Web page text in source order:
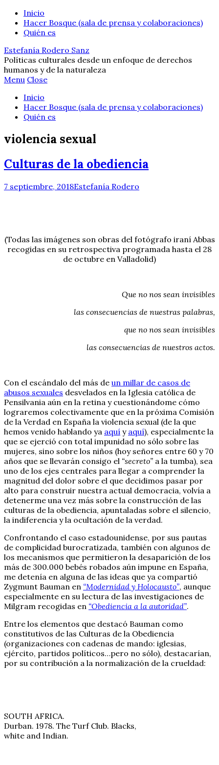
Inicio
Hacer Bosque (sala de prensa y colaboraciones)
Quién es
Estefanía Rodero Sanz
Políticas culturales desde un enfoque de derechos
humanos y de la naturaleza
Menu Close
Inicio
Hacer Bosque (sala de prensa y colaboraciones)
Quién es
violencia sexual
Culturas de la obediencia
7 septiembre, 2018Estefanía Rodero
(Todas las imágenes son obras del fotógrafo iraní Abbas
recogidas en su retrospectiva programada hasta el 28
de octubre en Valladolid)
Que no nos sean invisibles
las consecuencias de nuestras palabras,
que no nos sean invisibles
las consecuencias de nuestros actos.
Con el escándalo del más de un millar de casos de
abusos sexuales desvelados en la Iglesia católica de
Pensilvania aún en la retina y cuestionándome cómo
lograremos colectivamente que en la próxima Comisión
de la Verdad en España la violencia sexual (de la que
hemos venido hablando ya aquí y aquí), especialmente la
que se ejerció con total impunidad no sólo sobre las
mujeres, sino sobre los niños (hoy señores entre 60 y 70
años que se llevarán consigo el “secreto” a la tumba), sea
uno de los ejes centrales para llegar a comprender la
magnitud del dolor sobre el que decidimos pasar por
alto para construir nuestra actual democracia, volvía a
detenerme una vez más sobre la construcción de las
culturas de la obediencia, apuntaladas sobre el silencio,
la indiferencia y la ocultación de la verdad.
Confrontando el caso estadounidense, por sus pautas
de complicidad burocratizada, también con algunos de
los mecanismos que permitieron la desaparición de los
más de 300.000 bebés robados aún impune en España,
me detenía en alguna de las ideas que ya compartió
Zygmunt Bauman en “Modernidad y Holocausto”, aunque
especialmente en su lectura de las investigaciones de
Milgram recogidas en “Obediencia a la autoridad”.
Entre los elementos que destacó Bauman como
constitutivos de las Culturas de la Obediencia
(organizaciones con cadenas de mando: iglesias,
ejército, partidos políticos…pero no sólo), destacarían,
por su contribución a la normalización de la crueldad:
SOUTH AFRICA.
Durban. 1978. The Turf Club. Blacks,
white and Indian.